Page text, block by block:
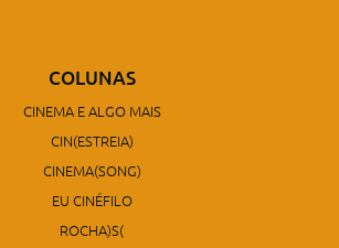
COLUNAS
CINEMA E ALGO MAIS
CIN(ESTREIA)
CINEMA(SONG)
EU CINÉFILO
ROCHA)S(